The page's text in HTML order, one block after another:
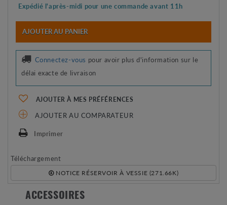
Expédié l'après-midi pour une commande avant 11h
AJOUTER AU PANIER
Connectez-vous pour avoir plus d'information sur le
délai exacte de livraison
AJOUTER À MES PRÉFÉRENCES
AJOUTER AU COMPARATEUR
Imprimer
Téléchargement
NOTICE RÉSERVOIR À VESSIE (271.66K)
ACCESSOIRES